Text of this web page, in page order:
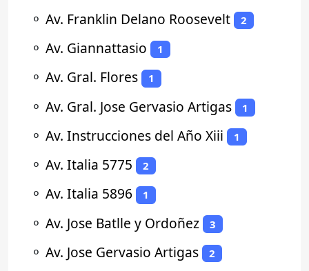
⚬ Av. Franklin Delano Roosevelt 2
⚬ Av. Giannattasio 1
⚬ Av. Gral. Flores 1
⚬ Av. Gral. Jose Gervasio Artigas 1
⚬ Av. Instrucciones del Año Xiii 1
⚬ Av. Italia 5775 2
⚬ Av. Italia 5896 1
⚬ Av. Jose Batlle y Ordoñez 3
⚬ Av. Jose Gervasio Artigas 2